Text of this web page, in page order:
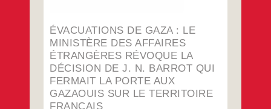
ÉVACUATIONS DE GAZA : LE
MINISTÈRE DES AFFAIRES
ÉTRANGÈRES RÉVOQUE LA
DÉCISION DE J. N. BARROT QUI
FERMAIT LA PORTE AUX
GAZAOUIS SUR LE TERRITOIRE
FRANÇAIS
ministère
des
affaires
étrangères
révoque
la
décision
de
J.
N.